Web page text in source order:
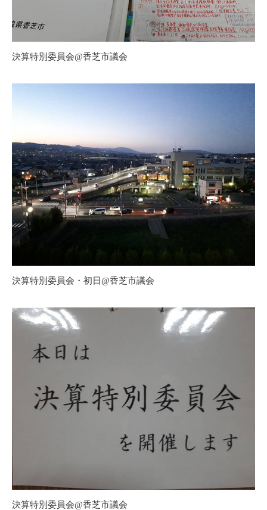
決算特別委員会@香芝市議会
決算特別委員会・初日@香芝市議会
決算特別委員会@香芝市議会